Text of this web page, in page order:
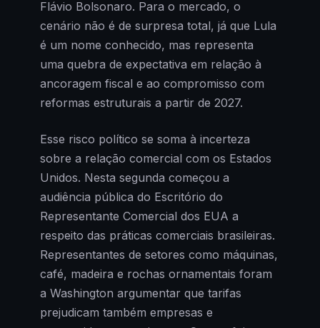
Flávio Bolsonaro. Para o mercado, o
cenário não é de surpresa total, já que Lula
é um nome conhecido, mas representa
uma quebra de expectativa em relação à
ancoragem fiscal e ao compromisso com
reformas estruturais a partir de 2027.
Esse risco político se soma à incerteza
sobre a relação comercial com os Estados
Unidos. Nesta segunda começou a
audiência pública do Escritório do
Representante Comercial dos EUA a
respeito das práticas comerciais brasileiras.
Representantes de setores como máquinas,
café, madeira e rochas ornamentais foram
a Washington argumentar que tarifas
prejudicam também empresas e